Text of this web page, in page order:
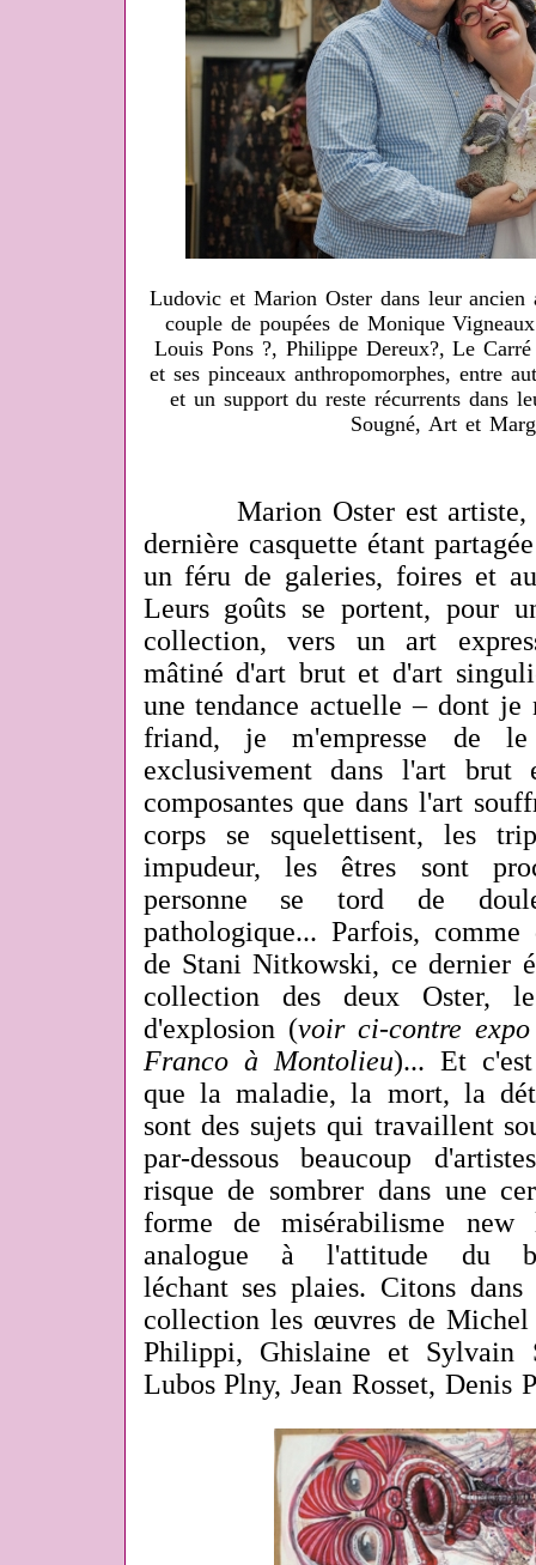
Ludovic et Marion Oster dans leur ancien
couple de poupées de Monique
Louis Pons ?, Philippe Dereux?, Le
et ses pinceaux anthropomorphes, entre
et un support du reste récurrents dans
Sougné, Art et
Marion Oster est artiste, et
dernière casquette étant
un féru de galeries, foires et
Leurs goûts se portent, pour
collection, vers un art
mâtiné d'art brut et d'art
une tendance actuelle – dont je
friand, je m'empresse de
exclusivement dans l'art brut
composantes que dans l'art
corps se squelettisent, les
impudeur, les êtres sont
personne se tord de
pathologique... Parfois,
de Stani Nitkowski, ce dernier
collection des deux Oster,
d'explosion (voir ci-contre
Franco à Montolieu)... Et
que la maladie, la mort, la
sont des sujets qui travaillent
par-dessous beaucoup
risque de sombrer dans une
forme de misérabilisme new
analogue à l'attitude du
léchant ses plaies. Citons dans
collection les œuvres de Michel
Philippi, Ghislaine et Sylvain
Lubos Plny, Jean Rosset, Denis